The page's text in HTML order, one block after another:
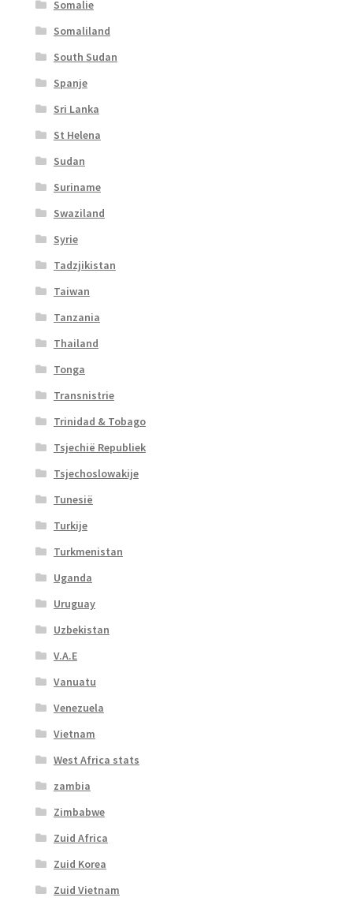
Somalie
Somaliland
South Sudan
Spanje
Sri Lanka
St Helena
Sudan
Suriname
Swaziland
Syrie
Tadzjikistan
Taiwan
Tanzania
Thailand
Tonga
Transnistrie
Trinidad & Tobago
Tsjechië Republiek
Tsjechoslowakije
Tunesië
Turkije
Turkmenistan
Uganda
Uruguay
Uzbekistan
V.A.E
Vanuatu
Venezuela
Vietnam
West Africa stats
zambia
Zimbabwe
Zuid Africa
Zuid Korea
Zuid Vietnam